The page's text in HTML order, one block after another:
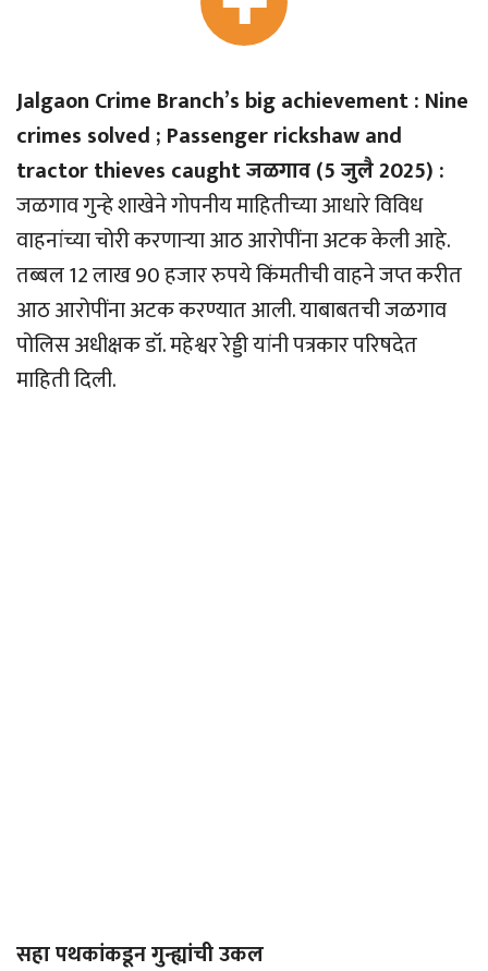
Jalgaon Crime Branch’s big achievement : Nine
crimes solved ; Passenger rickshaw and
tractor thieves caught जळगाव (5 जुलै 2025) :
जळगाव गुन्हे शाखेने गोपनीय माहितीच्या आधारे विविध
वाहनांच्या चोरी करणार्‍या आठ आरोपींना अटक केली आहे.
तब्बल 12 लाख 90 हजार रुपये किंमतीची वाहने जप्त करीत
आठ आरोपींना अटक करण्यात आली. याबाबतची जळगाव
पोलिस अधीक्षक डॉ. महेश्वर रेड्डी यांनी पत्रकार परिषदेत
माहिती दिली.
सहा पथकांकडून गुन्ह्यांची उकल